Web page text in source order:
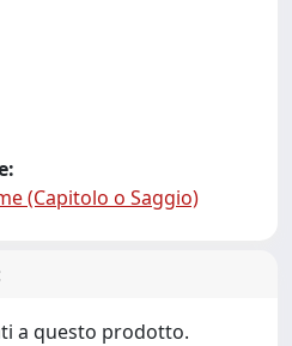
(Capitolo o Saggio)
a questo prodotto.